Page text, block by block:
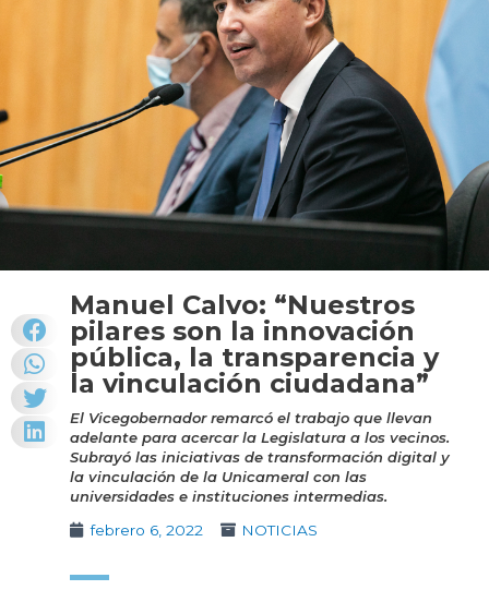
Manuel Calvo: “Nuestros
pilares son la innovación
pública, la transparencia y
la vinculación ciudadana”
El Vicegobernador remarcó el trabajo que llevan
adelante para acercar la Legislatura a los vecinos.
Subrayó las iniciativas de transformación digital y
la vinculación de la Unicameral con las
universidades e instituciones intermedias.
febrero 6, 2022
NOTICIAS